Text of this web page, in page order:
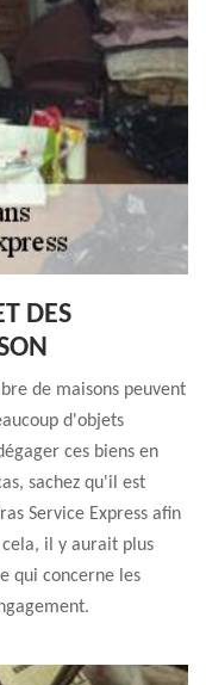
DES
de maisons peuvent
d'objets
ces biens en
sachez qu'il est
Service Express afin
il y aurait plus
qui concerne les